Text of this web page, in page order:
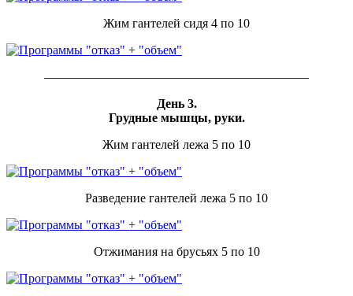
Жим гантелей сидя 4 по 10
—————————————————————
День 3.
Грудные мышцы, руки.
Жим гантелей лежа 5 по 10
Разведение гантелей лежа 5 по 10
Отжимания на брусьях 5 по 10